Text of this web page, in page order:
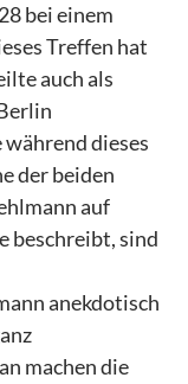
bei einem
Treffen hat
auch als
während dieses
der beiden
auf
beschreibt, sind
anekdotisch
machen die